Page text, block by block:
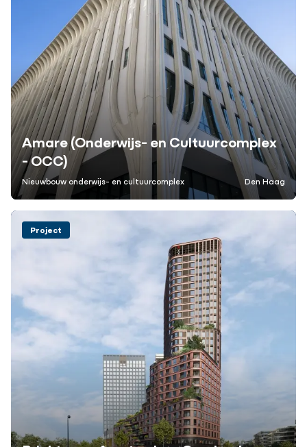
Amare (Onderwijs- en Cultuurcomplex
- OCC)
Nieuwbouw onderwijs- en cultuurcomplex Den Haag
Project